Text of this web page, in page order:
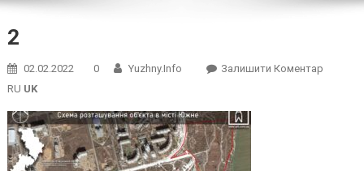
2
02.02.2022 0 Yuzhny.info Залишити КоментарOn
RU UK